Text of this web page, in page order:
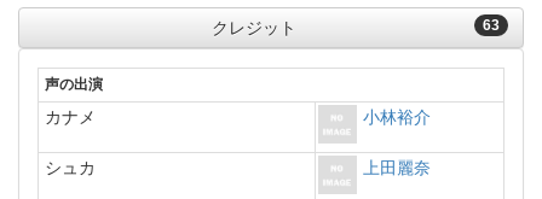
63
クレジット
声の出演
カナメ 小林裕介
シュカ 上田麗奈